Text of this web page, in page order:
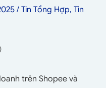
/ Tin Tổng Hợp, Tin
trên Shopee và